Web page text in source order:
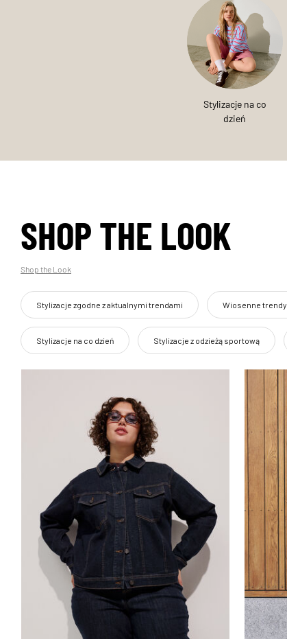
Stylizacje na co
dzień
SHOP THE LOOK
Shop the Look
Stylizacje zgodne z aktualnymi trendami Wiosenne trendy
Stylizacje na co dzień Stylizacje z odzieżą sportową